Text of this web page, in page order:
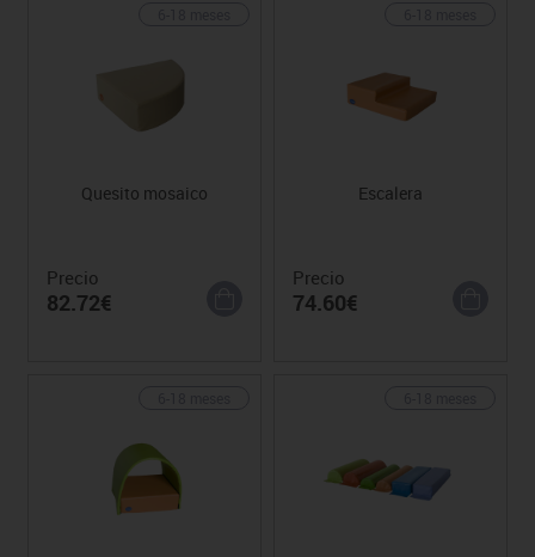
Quesito mosaico
Precio
82.72€
Escalera
Precio
74.60€